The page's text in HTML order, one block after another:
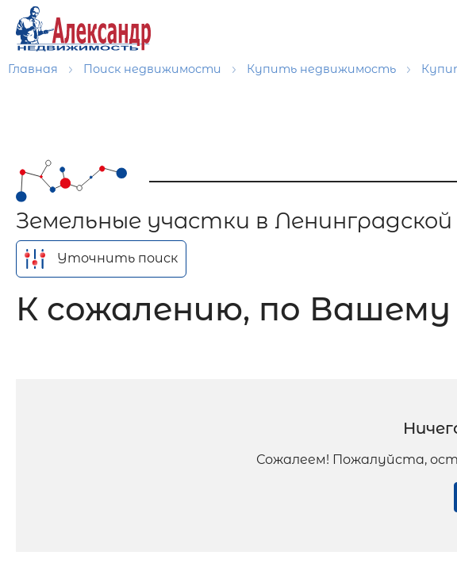
Главная Поиск недвижимости Купить недвижимость
Земельные участки в
Уточнить поиск
К сожалению, по Вашему
Сожалеем! Пожалуйста,